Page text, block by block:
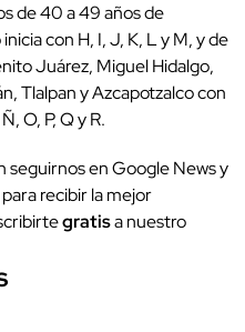
de 40 a 49 años de
con H, I, J, K, L y M, y de
Juárez, Miguel Hidalgo,
Tlalpan y Azcapotzalco con
O, P, Q y R.
seguirnos en Google News y
para recibir la mejor
gratisa nuestro